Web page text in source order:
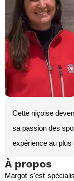
Cette niçoise
sa passion des
expérience au plus
À propos
Margot s'est